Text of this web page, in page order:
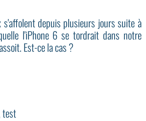
s'affolent depuis plusieurs jours suite à
l'iPhone 6 se tordrait dans notre
Est-ce la cas ?
test